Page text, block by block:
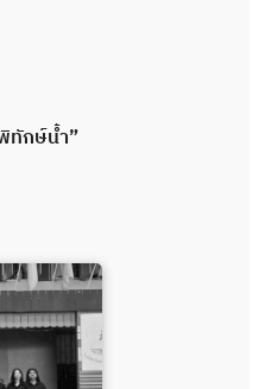
ทักษ์น้ำ”